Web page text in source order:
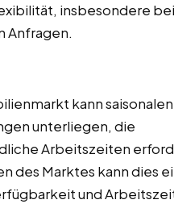
insbesondere bei
Anfragen.
kann saisonalen
unterliegen, die
Arbeitszeiten
des Marktes kann dies
und